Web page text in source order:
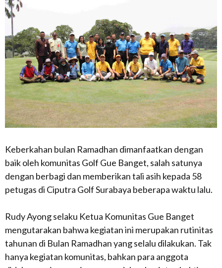
Keberkahan bulan Ramadhan dimanfaatkan dengan
baik oleh komunitas Golf Gue Banget, salah satunya
dengan berbagi dan memberikan tali asih kepada 58
petugas di Ciputra Golf Surabaya beberapa waktu lalu.
Rudy Ayong selaku Ketua Komunitas Gue Banget
mengutarakan bahwa kegiatan ini merupakan rutinitas
tahunan di Bulan Ramadhan yang selalu dilakukan. Tak
hanya kegiatan komunitas, bahkan para anggota